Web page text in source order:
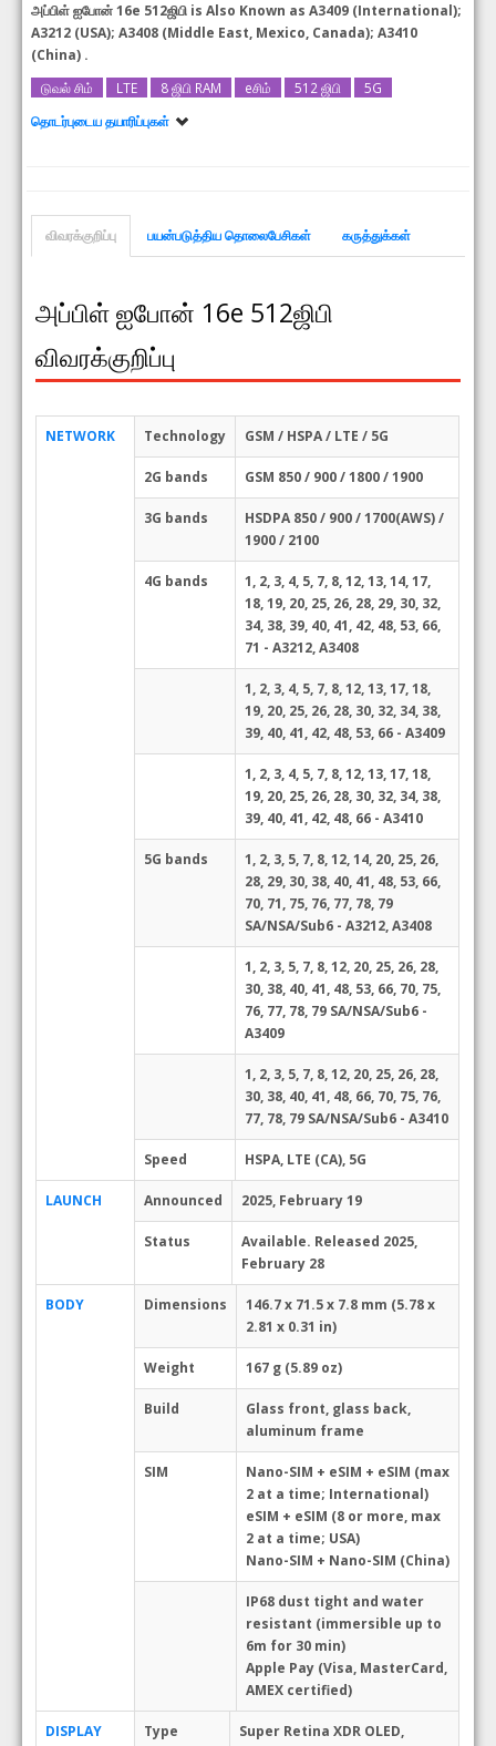
அப்பிள் ஐபோன் 16e 512ஜிபி is Also Known asA3409 (International);
A3212 (USA); A3408 (Middle East, Mexico, Canada); A3410
(China) .
டுவல் சிம் LTE 8 ஜிபி RAM eசிம் 512 ஜிபி 5G
தொடர்புடைய தயாரிப்புகள்
விவரக்குறிப்பு பயன்படுத்திய தொலைபேசிகள் கருத்துக்கள்
அப்பிள் ஐபோன் 16e 512ஜிபி
விவரக்குறிப்பு
NETWORK Technology GSM / HSPA / LTE / 5G
2G bands GSM 850 / 900 / 1800 / 1900
3G bands
HSDPA 850 / 900 / 1700(AWS) /
1900 / 2100
4G bands
1, 2, 3, 4, 5, 7, 8, 12, 13, 14, 17,
18, 19, 20, 25, 26, 28, 29, 30, 32,
34, 38, 39, 40, 41, 42, 48, 53, 66,
71 - A3212, A3408
1, 2, 3, 4, 5, 7, 8, 12, 13, 17, 18,
19, 20, 25, 26, 28, 30, 32, 34, 38,
39, 40, 41, 42, 48, 53, 66 - A3409
1, 2, 3, 4, 5, 7, 8, 12, 13, 17, 18,
19, 20, 25, 26, 28, 30, 32, 34, 38,
39, 40, 41, 42, 48, 66 - A3410
5G bands
1, 2, 3, 5, 7, 8, 12, 14, 20, 25, 26,
28, 29, 30, 38, 40, 41, 48, 53, 66,
70, 71, 75, 76, 77, 78, 79
SA/NSA/Sub6 - A3212, A3408
1, 2, 3, 5, 7, 8, 12, 20, 25, 26, 28,
30, 38, 40, 41, 48, 53, 66, 70, 75,
76, 77, 78, 79 SA/NSA/Sub6 -
A3409
1, 2, 3, 5, 7, 8, 12, 20, 25, 26, 28,
30, 38, 40, 41, 48, 66, 70, 75, 76,
77, 78, 79 SA/NSA/Sub6 - A3410
Speed HSPA, LTE (CA), 5G
LAUNCH Announced 2025, February 19
Status
Available. Released 2025,
February 28
BODY Dimensions
146.7 x 71.5 x 7.8 mm (5.78 x
2.81 x 0.31 in)
Weight 167 g (5.89 oz)
Build
Glass front, glass back,
aluminum frame
SIM
Nano-SIM + eSIM + eSIM (max
2 at a time; International)
eSIM + eSIM (8 or more, max
2 at a time; USA)
Nano-SIM + Nano-SIM (China)
IP68 dust tight and water
resistant (immersible up to
6m for 30 min)
Apple Pay (Visa, MasterCard,
AMEX certified)
DISPLAY Type
Super Retina XDR OLED,